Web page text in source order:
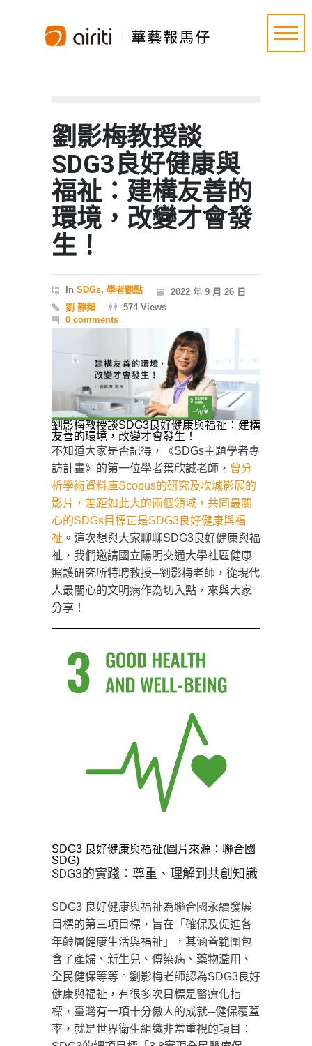
劉影梅教授談
SDG3良好健康與
福祉：建構友善的
環境，改變才會發
生！
In SDGs, 學者觀點
2022 年 9 月 26 日
劉 靜頻
574 Views
0 comments
劉影梅教授談SDG3良好健康與福祉：建構
友善的環境，改變才會發生！
不知道大家是否記得，《SDGs主題學者專
訪計畫》的第一位學者葉欣誠老師， 曾分
析學術資料庫Scopus的研究及坎城影展的
影片，差距如此大的兩個領域，共同最關
心的SDGs目標正是SDG3良好健康與福
祉 。這次想與大家聊聊SDG3良好健康與福
祉，我們邀請國立陽明交通大學社區健康
照護研究所特聘教授─劉影梅老師，從現代
人最關心的文明病作為切入點，來與大家
分享！
SDG3 良好健康與福祉(圖片來源：聯合國
SDG)
SDG3的實踐：尊重、理解到共創知識
SDG3 良好健康與福祉為聯合國永續發展
目標的第三項目標，旨在「確保及促進各
年齡層健康生活與福祉」，其涵蓋範圍包
含了產婦、新生兒、傳染病、藥物濫用、
全民健保等等。劉影梅老師認為SDG3良好
健康與福祉，有很多次目標是醫療化指
標，臺灣有一項十分傲人的成就─健保覆蓋
率，就是世界衛生組織非常重視的項目：